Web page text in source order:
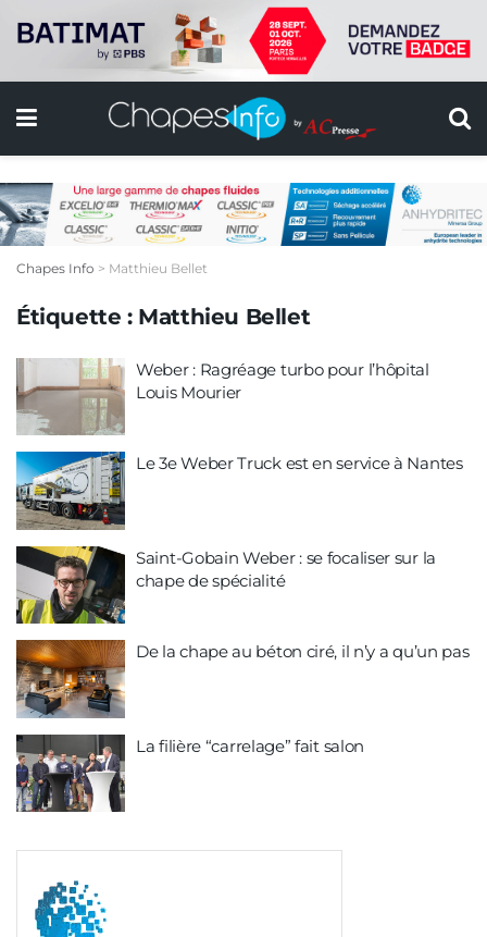
Chapes Info > Matthieu Bellet
Étiquette : Matthieu Bellet
Weber : Ragréage turbo pour l’hôpital
Louis Mourier
Le 3e Weber Truck est en service à Nantes
Saint-Gobain Weber : se focaliser sur la
chape de spécialité
De la chape au béton ciré, il n’y a qu’un pas
La filière “carrelage” fait salon